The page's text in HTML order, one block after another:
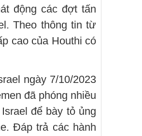
động các đợt tấn
Theo thông tin từ
cao của Houthi có
ngày 7/10/2023
đã phóng nhiều
để bày tỏ ủng
Đáp trả các hành